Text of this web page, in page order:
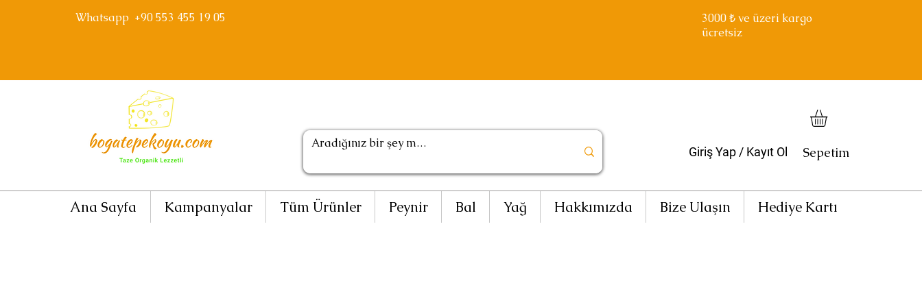
Whatsapp +90 553 455 19 05 3000₺ ve üzeri kargo
ücretsiz
Giriş Yap / Kayıt Ol Sepetim
Ana Sayfa Kampanyalar Tüm Ürünler Peynir Bal Yağ Hakkımızda Bize Ulaşın Hediye Kartı